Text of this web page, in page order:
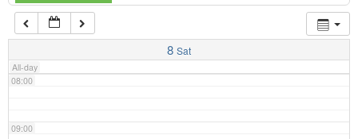
8 Sat
All-day
07:00
08:00
09:00